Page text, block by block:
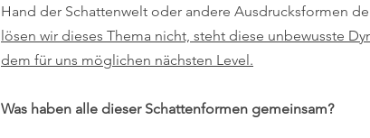
Hand der Schattenwelt oder andere Ausdrucksformen
lösen wir dieses Thema nicht, steht diese unbewusste
dem für uns möglichen nächsten Level.
Was haben alle dieser Schattenformen gemeinsam?